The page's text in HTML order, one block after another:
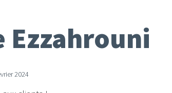
Ezzahrouni
2024